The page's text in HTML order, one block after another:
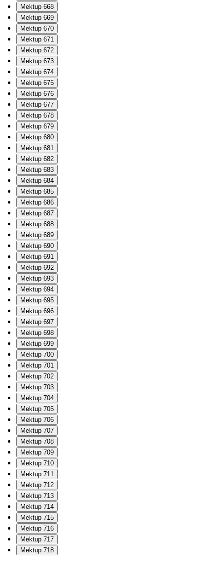
Mektup 668
Mektup 669
Mektup 670
Mektup 671
Mektup 672
Mektup 673
Mektup 674
Mektup 675
Mektup 676
Mektup 677
Mektup 678
Mektup 679
Mektup 680
Mektup 681
Mektup 682
Mektup 683
Mektup 684
Mektup 685
Mektup 686
Mektup 687
Mektup 688
Mektup 689
Mektup 690
Mektup 691
Mektup 692
Mektup 693
Mektup 694
Mektup 695
Mektup 696
Mektup 697
Mektup 698
Mektup 699
Mektup 700
Mektup 701
Mektup 702
Mektup 703
Mektup 704
Mektup 705
Mektup 706
Mektup 707
Mektup 708
Mektup 709
Mektup 710
Mektup 711
Mektup 712
Mektup 713
Mektup 714
Mektup 715
Mektup 716
Mektup 717
Mektup 718